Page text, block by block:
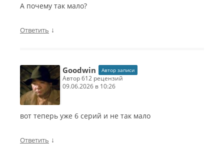
А почему так мало?
Ответить ↓
Goodwin Автор записи
автор 612 рецензий
09.06.2026 в 10:26
вот теперь уже 6 серий и не так мало
Ответить ↓